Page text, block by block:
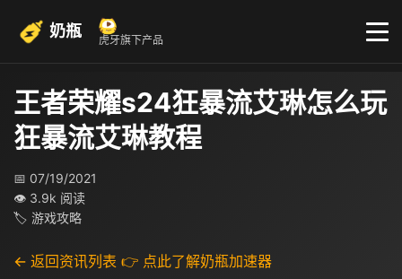
奶瓶 虎牙旗下产品
王者荣耀s24狂暴流艾琳怎么玩
狂暴流艾琳教程
📅 07/19/2021
👁 3.9k 阅读
🏷 游戏攻略
← 返回资讯列表 👉 点此了解奶瓶加速器